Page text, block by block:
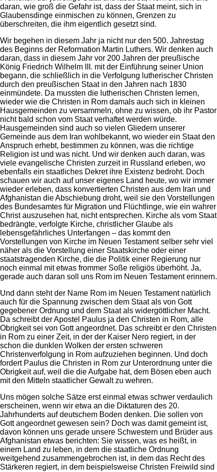
daran, wie groß die Gefahr ist, dass der Staat meint, sich in
Glaubensdinge einmischen zu können, Grenzen zu
überschreiten, die ihm eigentlich gesetzt sind.
Wir begehen in diesem Jahr ja nicht nur den 500. Jahrestag
des Beginns der Reformation Martin Luthers. Wir denken auch
daran, dass in diesem Jahr vor 200 Jahren der preußische
König Friedrich Wilhelm III. mit der Einführung seiner Union
begann, die schließlich in die Verfolgung lutherischer Christen
durch den preußischen Staat in den Jahren nach 1830
einmündete. Da mussten die lutherischen Christen lernen,
wieder wie die Christen in Rom damals auch sich in kleinen
Hausgemeinden zu versammeln, ohne zu wissen, ob ihr Pastor
nicht bald schon vom Staat verhaftet werden würde.
Hausgemeinden sind auch so vielen Gliedern unserer
Gemeinde aus dem Iran wohlbekannt, wo wieder ein Staat den
Anspruch erhebt, bestimmen zu können, was die richtige
Religion ist und was nicht. Und wir denken auch daran, was
viele evangelische Christen zurzeit in Russland erleben, wo
ebenfalls ein staatliches Dekret ihre Existenz bedroht. Doch
schauen wir auch auf unser eigenes Land heute, wo wir immer
wieder erleben, dass konvertierten Christen aus dem Iran und
Afghanistan die Abschiebung droht, weil sie den Vorstellungen
des Bundesamtes für Migration und Flüchtlinge, wie ein wahrer
Christ auszusehen hat, nicht entsprechen. Kirche als vom Staat
bedrängte, verfolgte Kirche, christlicher Glaube als
lebensgefährliches Unterfangen – das kommt den
Vorstellungen von Kirche im Neuen Testament selber sehr viel
näher als die Vorstellung einer Staatskirche oder einer
staatstragenden Kirche, die die Politik einer Regierung nur
noch einmal mit etwas frommer Soße religiös überhöht. Ja,
gerade auch daran soll uns Rom im Neuen Testament erinnern.
Und dann steht der Name Rom im Neuen Testament natürlich
auch für die Spannung zwischen dem Staat als von Gott
gegebener Ordnung und dem Staat als widergöttlicher Macht.
Da schreibt der Apostel Paulus ja den Christen in Rom, alle
Obrigkeit sei von Gott angeordnet. Das schreibt er den Christen
in Rom zu einer Zeit, in der der Kaiser Nero regiert, in der
schon die dunklen Wolken der ersten schweren
Christenverfolgung in Rom aufzuziehen beginnen. Und doch
fordert Paulus die Christen in Rom zur Unterordnung unter die
Obrigkeit auf, weil die die Aufgabe hat, dem Bösen eben auch
mit den Mitteln staatlicher Gewalt zu wehren.
Uns mögen solche Sätze erst einmal etwas schwer verdaulich
erscheinen, wenn wir etwa an die Diktaturen des 20.
Jahrhunderts auf deutschem Boden denken. Die sollen von
Gott angeordnet gewesen sein? Doch was damit gemeint ist,
davon können uns gerade unsere Schwestern und Brüder aus
Afghanistan etwas berichten: Sie wissen, was es heißt, in
einem Land zu leben, in dem die staatliche Ordnung
weitgehend zusammengebrochen ist, in dem das Recht des
Stärkeren regiert, in dem beispielsweise Christen Freiwild sind